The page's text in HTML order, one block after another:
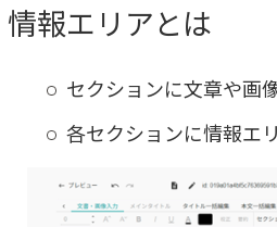
情報エリアとは
セクションに文章や画
各セクションに情報エ